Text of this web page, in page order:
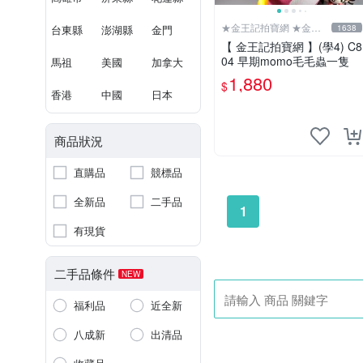
台東縣 澎湖縣 金門
馬祖 美國 加拿大
香港 中國 日本
商品狀況
直購品
競標品
全新品
二手品
有現貨
二手品條件 NEW
福利品
近全新
八成新
出清品
★金王記拍寶網 ★金王
記拍寶趣
1638
【 金王記拍寶網 】(學4) C8
04 早期momo毛毛蟲一隻
$1,880
1